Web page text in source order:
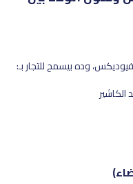
وده بيسمح للتجار بـ:
الكاشير